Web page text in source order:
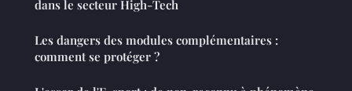
dans le secteur High-Tech
Les dangers des modules complémentaires :
comment se protéger ?